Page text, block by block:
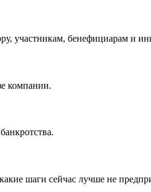
участникам, бенефициарам и
компании.
шаги сейчас лучше не